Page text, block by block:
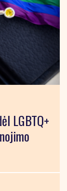
LGBTQ+